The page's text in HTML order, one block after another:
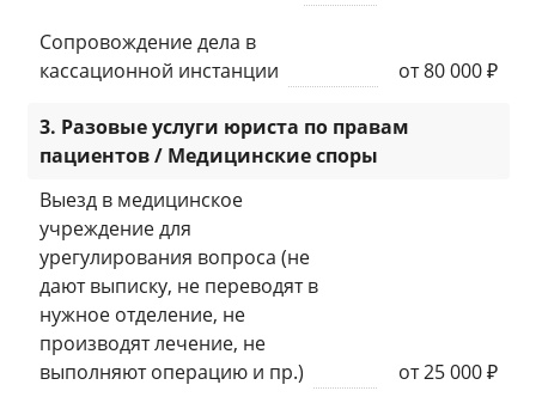
Сопровождение дела в
кассационной инстанции
от 80 000 ₽
3. Разовые услуги юриста по правам
пациентов / Медицинские споры
Выезд в медицинское
учреждение для
урегулирования вопроса (не
дают выписку, не переводят в
нужное отделение, не
производят лечение, не
выполняют операцию и пр.)
от 25 000 ₽